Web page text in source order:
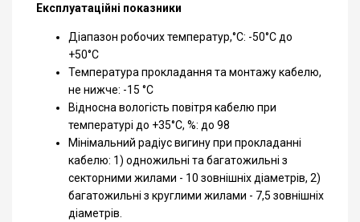
Експлуатаційні показники
Діапазон робочих температур,°С: -50°С до
+50°С
Температура прокладання та монтажу кабелю,
не нижче: -15 °С
Відносна вологість повітря кабелю при
температурі до +35°С, %: до 98
Мінімальний радіус вигину при прокладанні
кабелю: 1) одножильні та багатожильні з
секторними жилами - 10 зовнішніх діаметрів, 2)
багатожильні з круглими жилами - 7,5 зовнішніх
діаметрів.